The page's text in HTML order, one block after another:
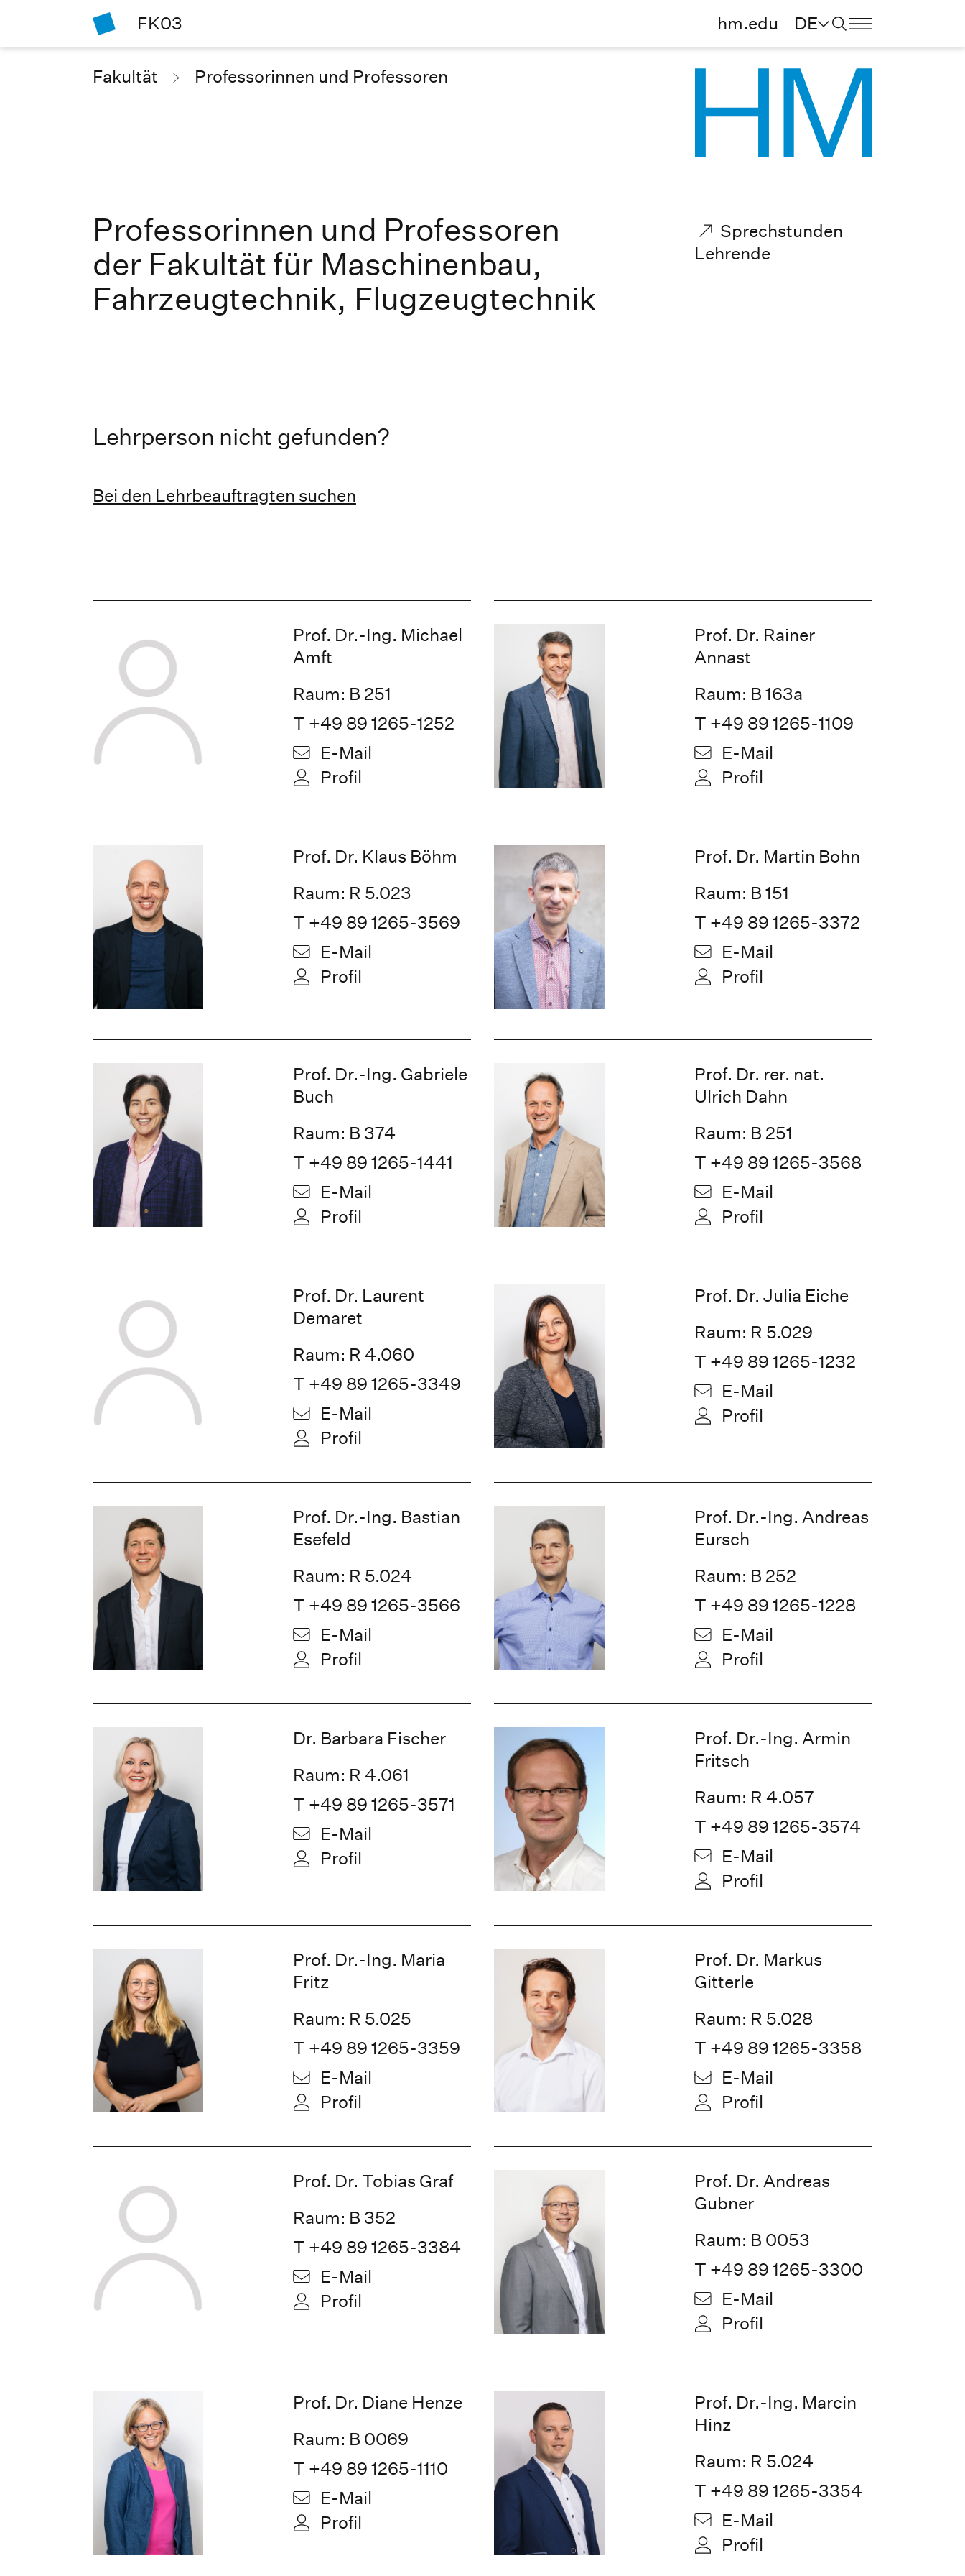
FK03 hm.edu DE
Fakultät Professorinnen und Professoren
Professorinnen und Professoren
der Fakultät für Maschinenbau,
Fahrzeugtechnik, Flugzeugtechnik
Sprechstunden
Lehrende
Lehrperson nicht gefunden?
Bei den Lehrbeauftragten suchen
Prof. Dr.-Ing. Michael
Amft
Raum: B 251
T +49 89 1265-1252
E-Mail
Profil
Prof. Dr. Rainer
Annast
Raum: B 163a
T +49 89 1265-1109
E-Mail
Profil
Prof. Dr. Klaus Böhm
Raum: R 5.023
T +49 89 1265-3569
E-Mail
Profil
Prof. Dr. Martin Bohn
Raum: B 151
T +49 89 1265-3372
E-Mail
Profil
Prof. Dr.-Ing. Gabriele
Buch
Raum: B 374
T +49 89 1265-1441
E-Mail
Profil
Prof. Dr. rer. nat.
Ulrich Dahn
Raum: B 251
T +49 89 1265-3568
E-Mail
Profil
Prof. Dr. Laurent
Demaret
Raum: R 4.060
T +49 89 1265-3349
E-Mail
Profil
Prof. Dr. Julia Eiche
Raum: R 5.029
T +49 89 1265-1232
E-Mail
Profil
Prof. Dr.-Ing. Bastian
Esefeld
Raum: R 5.024
T +49 89 1265-3566
E-Mail
Profil
Prof. Dr.-Ing. Andreas
Eursch
Raum: B 252
T +49 89 1265-1228
E-Mail
Profil
Dr. Barbara Fischer
Raum: R 4.061
T +49 89 1265-3571
E-Mail
Profil
Prof. Dr.-Ing. Armin
Fritsch
Raum: R 4.057
T +49 89 1265-3574
E-Mail
Profil
Prof. Dr.-Ing. Maria
Fritz
Raum: R 5.025
T +49 89 1265-3359
E-Mail
Profil
Prof. Dr. Markus
Gitterle
Raum: R 5.028
T +49 89 1265-3358
E-Mail
Profil
Prof. Dr. Tobias Graf
Raum: B 352
T +49 89 1265-3384
E-Mail
Profil
Prof. Dr. Andreas
Gubner
Raum: B 0053
T +49 89 1265-3300
E-Mail
Profil
Prof. Dr. Diane Henze
Raum: B 0069
T +49 89 1265-1110
E-Mail
Profil
Prof. Dr.-Ing. Marcin
Hinz
Raum: R 5.024
T +49 89 1265-3354
E-Mail
Profil